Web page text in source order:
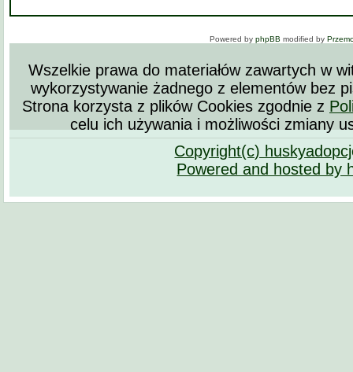
Powered byphpBB modified by
Wszelkie prawa do materiałów zawartych w
wykorzystywanie żadnego z elementów bez
Strona korzysta z plików Cookies zgodnie z
celu ich używania i możliwości zmiany
Copyright(c)
Powered and hosted by